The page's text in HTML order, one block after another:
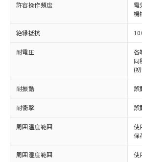
許容操作頻度
電
機
絶縁抵抗
耐電圧
各
同
(
耐振動 誤
耐衝撃 誤
周囲温度範囲
使
保
周囲湿度範囲 使
以下の条件をお読みいただき
本サービスは、当社制御
商品の当社在庫状況およ
(税抜)を提供させていた
当社制御機器事業取扱商
ことをご了承ください。
在庫状況および標準価格
記載している更新日時点
タに基づき作成されるも
覧された時点での実際の
準価格とは異なる場合が
対応予定なし：EU RoHS指令
非含有に非対応の商品で、対
定はありません。
調査・確認中：EU RoHS指令（
非含有の対応状況を調査中ま
非該当品：ライセンス料など無
害物質有無と関係のない商品で
仕入先様の事情により、非含
いたものが、含有品と判明し
むを得ず変更することがありま
*EU RoHS指令（10物質）：
鉛(Pb) 1000ppm以下、 水銀(Hg)
六価クロム(Cr(Ⅵ)) 1000ppm以下、ポリ
「○」：最大均質材料含有率が
基準値以下であることを示しま
「×」：最大均質材料含有率が
基準値を超えていることを示し
「－」：未確認です。当社販
*中国RoHS10物質の基準値 (GB/
Pb(鉛) :1000ppm、 Hg(水銀) :
ム) : 100ppm、
当社は、これら貴社製品
為替および外国貿易法に
（以下｢規制貨物等」と
または国外への提供する
国政府の輸出許可(または
可)を取得するなどの必要